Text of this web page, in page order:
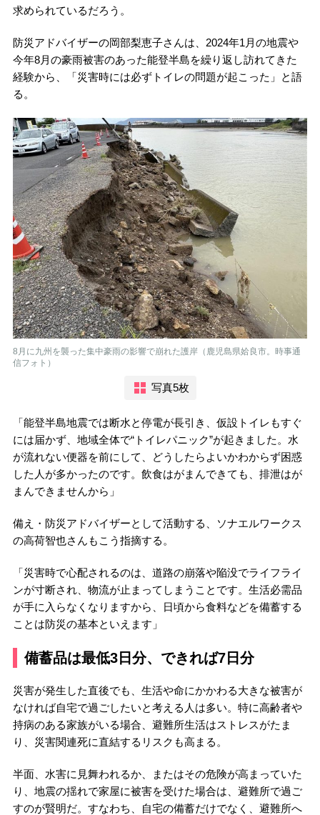
求められているだろう。
防災アドバイザーの岡部梨恵子さんは、2024年1月の地震や
今年8月の豪雨被害のあった能登半島を繰り返し訪れてきた
経験から、「災害時には必ずトイレの問題が起こった」と語
る。
8月に九州を襲った集中豪雨の影響で崩れた護岸（鹿児島県姶良市。時事通
信フォト）
写真5枚
「能登半島地震では断水と停電が長引き、仮設トイレもすぐ
には届かず、地域全体で“トイレパニック”が起きました。水
が流れない便器を前にして、どうしたらよいかわからず困惑
した人が多かったのです。飲食はがまんできても、排泄はが
まんできませんから」
備え・防災アドバイザーとして活動する、ソナエルワークス
の高荷智也さんもこう指摘する。
「災害時で心配されるのは、道路の崩落や陥没でライフライ
ンが寸断され、物流が止まってしまうことです。生活必需品
が手に入らなくなりますから、日頃から食料などを備蓄する
ことは防災の基本といえます」
備蓄品は最低3日分、できれば7日分
災害が発生した直後でも、生活や命にかかわる大きな被害が
なければ自宅で過ごしたいと考える人は多い。特に高齢者や
持病のある家族がいる場合、避難所生活はストレスがたま
り、災害関連死に直結するリスクも高まる。
半面、水害に見舞われるか、またはその危険が高まっていた
り、地震の揺れで家屋に被害を受けた場合は、避難所で過ご
すのが賢明だ。すなわち、自宅の備蓄だけでなく、避難所へ